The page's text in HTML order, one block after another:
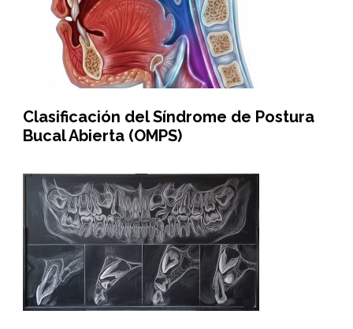
Clasificación del Síndrome de Postura
Bucal Abierta (OMPS)